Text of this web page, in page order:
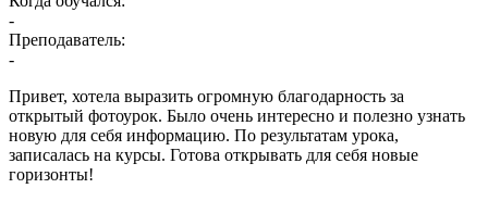
-
Преподаватель:
-
Привет, хотела выразить огромную благодарность за
открытый фотоурок. Было очень интересно и полезно узнать
новую для себя информацию. По результатам урока,
записалась на курсы. Готова открывать для себя новые
горизонты!